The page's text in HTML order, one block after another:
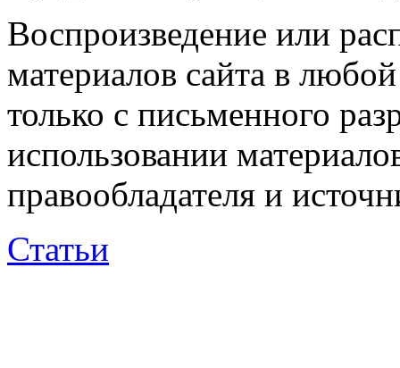
Воспроизведение или
материалов сайта в
только с письменного
использовании
правообладателя и
Статьи